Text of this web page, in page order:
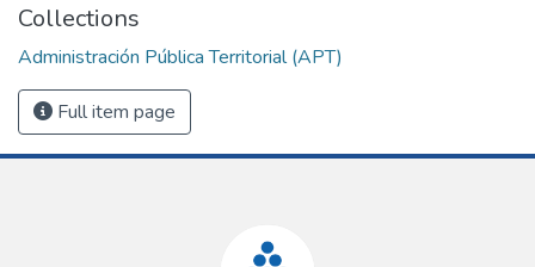
Collections
Administración Pública Territorial (APT)
Full item page